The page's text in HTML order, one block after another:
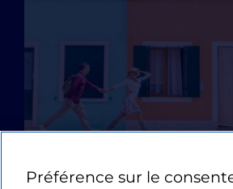
Préférence sur le